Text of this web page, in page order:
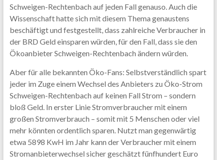
Schweigen-Rechtenbach auf jeden Fall genauso. Auch die
Wissenschaft hatte sich mit diesem Thema genaustens
beschäftigt und festgestellt, dass zahlreiche Verbraucher in
der BRD Geld einsparen würden, für den Fall, dass sie den
Ökoanbieter Schweigen-Rechtenbach ändern würden.
Aber für alle bekannten Öko-Fans: Selbstverständlich spart
jeder im Zuge einem Wechsel des Anbieters zu Öko-Strom
Schweigen-Rechtenbach auf keinen Fall Strom – sondern
bloß Geld. In erster Linie Stromverbraucher mit einem
großen Stromverbrauch – somit mit 5 Menschen oder viel
mehr könnten ordentlich sparen. Nutzt man gegenwärtig
etwa 5898 KwH im Jahr kann der Verbraucher mit einem
Stromanbieterwechsel sicher geschätzt fünfhundert Euro